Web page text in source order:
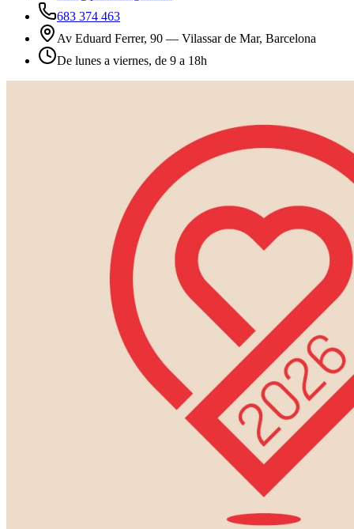
683 374 463
Av Eduard Ferrer, 90 — Vilassar de Mar, Barcelona
De lunes a viernes, de 9 a 18h